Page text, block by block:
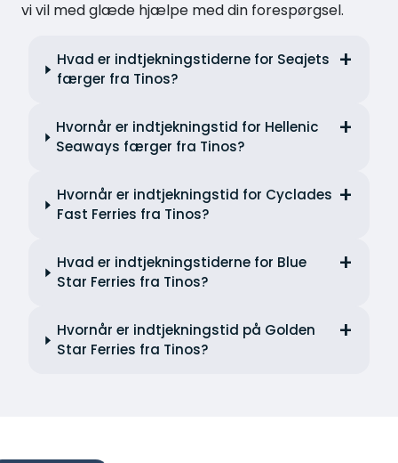
vi vil med glæde hjælpe med din forespørgsel.
Hvad er indtjekningstiderne for Seajets
færger fra Tinos?
Hvornår er indtjekningstid for Hellenic
Seaways færger fra Tinos?
Hvornår er indtjekningstid for Cyclades
Fast Ferries fra Tinos?
Hvad er indtjekningstiderne for Blue
Star Ferries fra Tinos?
Hvornår er indtjekningstid på Golden
Star Ferries fra Tinos?